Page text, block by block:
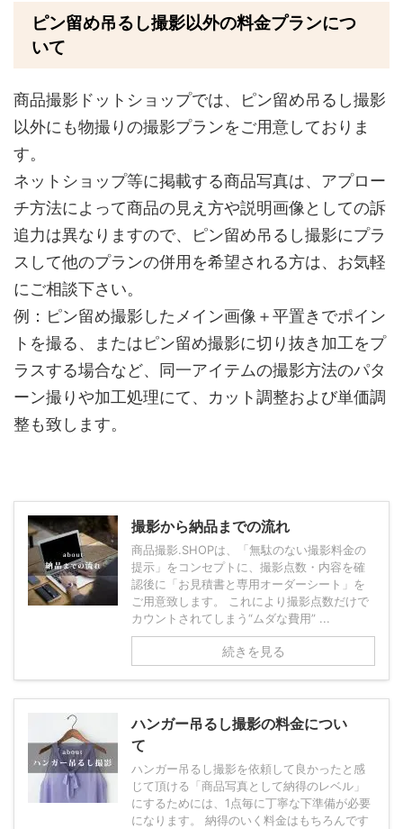
ピン留め吊るし撮影以外の料金プランにつ
いて
商品撮影ドットショップでは、ピン留め吊るし撮影
以外にも物撮りの撮影プランをご用意しておりま
す。
ネットショップ等に掲載する商品写真は、アプロー
チ方法によって商品の見え方や説明画像としての訴
追力は異なりますので、ピン留め吊るし撮影にプラ
スして他のプランの併用を希望される方は、お気軽
にご相談下さい。
例：ピン留め撮影したメイン画像＋平置きでポイン
トを撮る、またはピン留め撮影に切り抜き加工をプ
ラスする場合など、同一アイテムの撮影方法のパタ
ーン撮りや加工処理にて、カット調整および単価調
整も致します。
撮影から納品までの流れ
商品撮影.SHOPは、「無駄のない撮影料金の
提示」をコンセプトに、撮影点数・内容を確
認後に「お見積書と専用オーダーシート」を
ご用意致します。 これにより撮影点数だけで
カウントされてしまう“ムダな費用” ...
続きを見る
ハンガー吊るし撮影の料金につい
て
ハンガー吊るし撮影を依頼して良かったと感
じて頂ける「商品写真として納得のレベル」
にするためには、1点毎に丁寧な下準備が必要
になります。 納得のいく料金はもちろんです